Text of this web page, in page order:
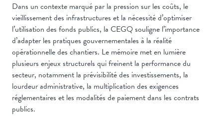
Dans un contexte marqué par la pression sur les coûts, le
vieillissement des infrastructures et la nécessité d’optimiser
l’utilisation des fonds publics, la CEGQ souligne l’importance
d’adapter les pratiques gouvernementales à la réalité
opérationnelle des chantiers. Le mémoire met en lumière
plusieurs enjeux structurels qui freinent la performance du
secteur, notamment la prévisibilité des investissements, la
lourdeur administrative, la multiplication des exigences
réglementaires et les modalités de paiement dans les contrats
publics.